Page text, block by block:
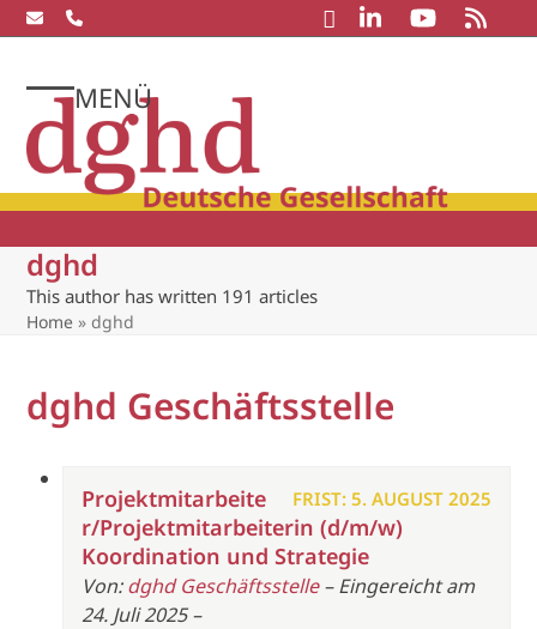
Skip
to
MENÜ
Open
mobile
menu
Close
mobile
menu
dghd
This author has written 191 articles
Home »dghd
dghd Geschäftsstelle
FRIST: 5. AUGUST 2025
Projektmitarbeite
r/Projektmitarbeiterin (d/m/w)
Koordination und Strategie
Von:dghd Geschäftsstelle– Eingereicht am
24. Juli 2025 –